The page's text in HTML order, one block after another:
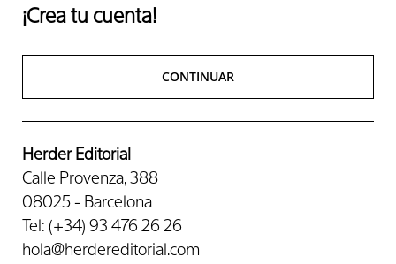
¡Crea tu cuenta!
CONTINUAR
Herder Editorial
Calle Provenza, 388
08025 - Barcelona
Tel: (+34) 93 476 26 26
hola@herdereditorial.com